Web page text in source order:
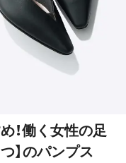
！働く女性の足
】のパンプス